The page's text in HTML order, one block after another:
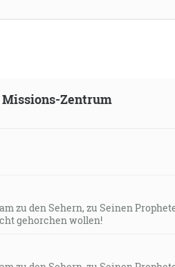
Missions-Zentrum
zu den Sehern, zu Seinen
gehorchen wollen!